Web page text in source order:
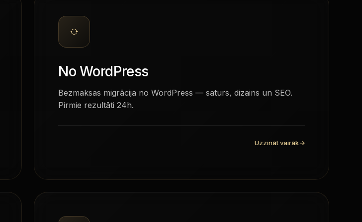
No WordPress
Bezmaksas migrācija no WordPress — saturs, dizains un SEO.
Pirmie rezultāti 24h.
Uzzināt vairāk→